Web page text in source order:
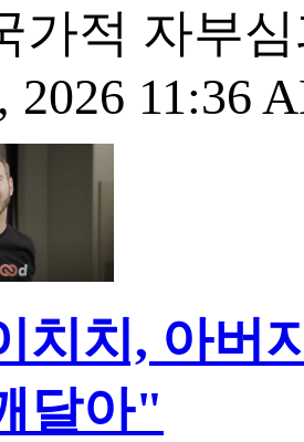
가적 자부
2026 11:36
치치, 아버
달아"